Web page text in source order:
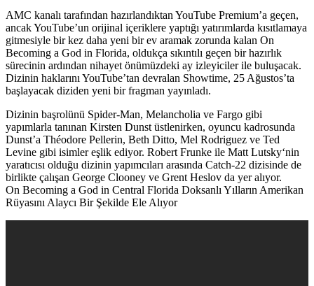
AMC kanalı tarafından hazırlandıktan YouTube Premium’a geçen,
ancak YouTube’un orijinal içeriklere yaptığı yatırımlarda kısıtlamaya
gitmesiyle bir kez daha yeni bir ev aramak zorunda kalan On
Becoming a God in Florida, oldukça sıkıntılı geçen bir hazırlık
sürecinin ardından nihayet önümüzdeki ay izleyiciler ile buluşacak.
Dizinin haklarını YouTube’tan devralan Showtime, 25 Ağustos’ta
başlayacak diziden yeni bir fragman yayınladı.
Dizinin başrolünü Spider-Man, Melancholia ve Fargo gibi
yapımlarla tanınan Kirsten Dunst üstlenirken, oyuncu kadrosunda
Dunst’a Théodore Pellerin, Beth Ditto, Mel Rodriguez ve Ted
Levine gibi isimler eşlik ediyor. Robert Frunke ile Matt Lutsky‘nin
yaratıcısı olduğu dizinin yapımcıları arasında Catch-22 dizisinde de
birlikte çalışan George Clooney ve Grent Heslov da yer alıyor.
On Becoming a God in Central Florida Doksanlı Yılların Amerikan
Rüyasını Alaycı Bir Şekilde Ele Alıyor